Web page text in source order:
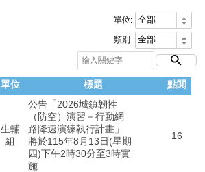
單位:
類別:
單位 標題 點閱
生輔
組
公告「2026城鎮韌性
（防空）演習－行動網
路降速演練執行計畫」
將於115年8月13日(星期
四)下午2時30分至3時實
施
16